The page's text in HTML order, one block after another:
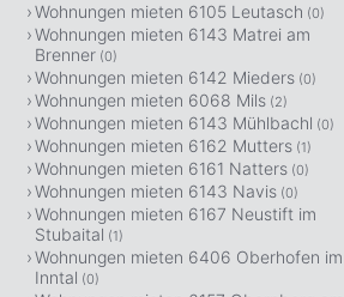
Wohnungen mieten 6105 Leutasch (0)
Wohnungen mieten 6143 Matrei am
Brenner (0)
Wohnungen mieten 6142 Mieders (0)
Wohnungen mieten 6068 Mils (2)
Wohnungen mieten 6143 Mühlbachl (0)
Wohnungen mieten 6162 Mutters (1)
Wohnungen mieten 6161 Natters (0)
Wohnungen mieten 6143 Navis (0)
Wohnungen mieten 6167 Neustift im
Stubaital (1)
Wohnungen mieten 6406 Oberhofen im
Inntal (0)